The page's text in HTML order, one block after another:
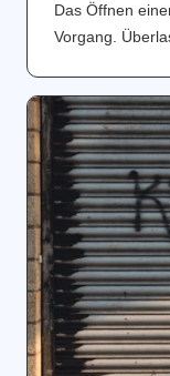
Das Öffnen
Vorgang.